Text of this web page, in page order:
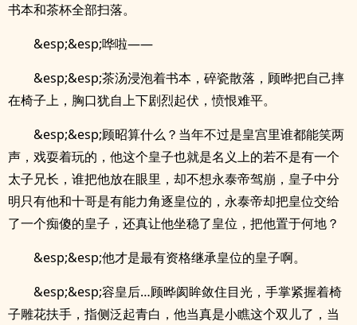
书本和茶杯全部扫落。
&esp;&esp;哗啦——
&esp;&esp;茶汤浸泡着书本，碎瓷散落，顾晔把自己摔
在椅子上，胸口犹自上下剧烈起伏，愤恨难平。
&esp;&esp;顾昭算什么？当年不过是皇宫里谁都能笑两
声，戏耍着玩的，他这个皇子也就是名义上的若不是有一个
太子兄长，谁把他放在眼里，却不想永泰帝驾崩，皇子中分
明只有他和十哥是有能力角逐皇位的，永泰帝却把皇位交给
了一个痴傻的皇子，还真让他坐稳了皇位，把他置于何地？
&esp;&esp;他才是最有资格继承皇位的皇子啊。
&esp;&esp;容皇后…顾晔阂眸敛住目光，手掌紧握着椅
子雕花扶手，指侧泛起青白，他当真是小瞧这个双儿了，当